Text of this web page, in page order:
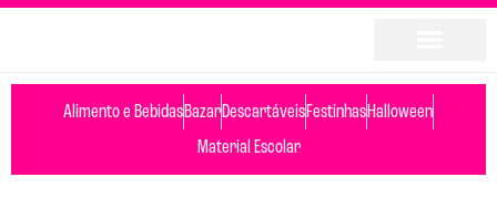
Alimento e BebidasBazarDescartáveisFestinhasHalloween
Material Escolar